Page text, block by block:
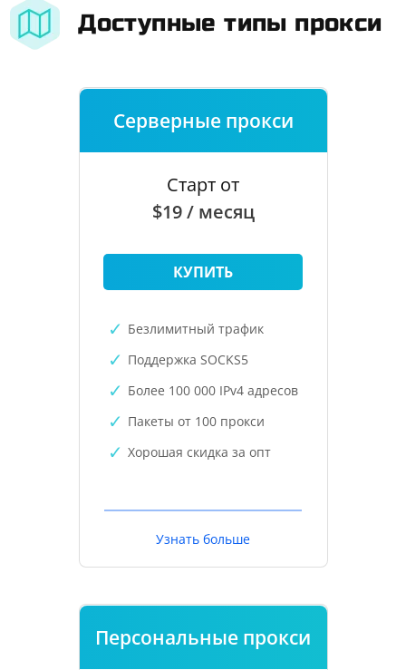
Доступные типы прокси
Серверные прокси
Старт от
$19 / месяц
КУПИТЬ
Безлимитный трафик
Поддержка SOCKS5
Более 100 000 IPv4 адресов
Пакеты от 100 прокси
Хорошая скидка за опт
Узнать больше
Персональные прокси